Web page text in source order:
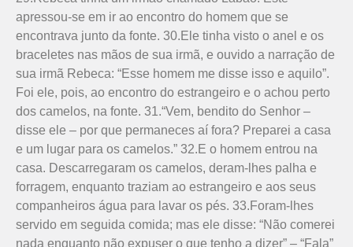
apressou-se em ir ao encontro do homem que se
encontrava junto da fonte. 30.Ele tinha visto o anel e os
braceletes nas mãos de sua irmã, e ouvido a narração de
sua irmã Rebeca: “Esse homem me disse isso e aquilo”.
Foi ele, pois, ao encontro do estrangeiro e o achou perto
dos camelos, na fonte. 31.“Vem, bendito do Senhor –
disse ele – por que permaneces aí fora? Preparei a casa
e um lugar para os camelos.” 32.E o homem entrou na
casa. Descarregaram os camelos, deram-lhes palha e
forragem, enquanto traziam ao estrangeiro e aos seus
companheiros água para lavar os pés. 33.Foram-lhes
servido em seguida comida; mas ele disse: “Não comerei
nada enquanto não expuser o que tenho a dizer” – “Fala”